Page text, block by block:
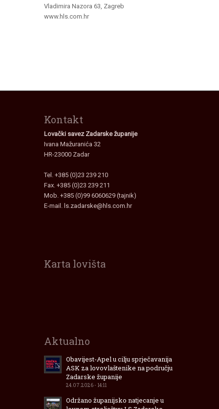
Vladimira Nazora 63, Zagreb
www.hls.com.hr
Kontakt
Lovački savez Zadarske županije
Ivana Mažuranića 32
HR-23000 Zadar
Tel. +385 (0)23 239 210
Fax. +385 (0)23 239 211
Mob. +385 (0)99 6060629 (tajnik)
E-mail.
ls.zadarske@hls.com.hr
Karta lovišta
Aktualno
Obavijest-Apel u cilju sprječavanija
ASK za lovovlaštenike na području
Zadarske županije
24.07.2026 - 14:11
Održano županijsko natjecanje u